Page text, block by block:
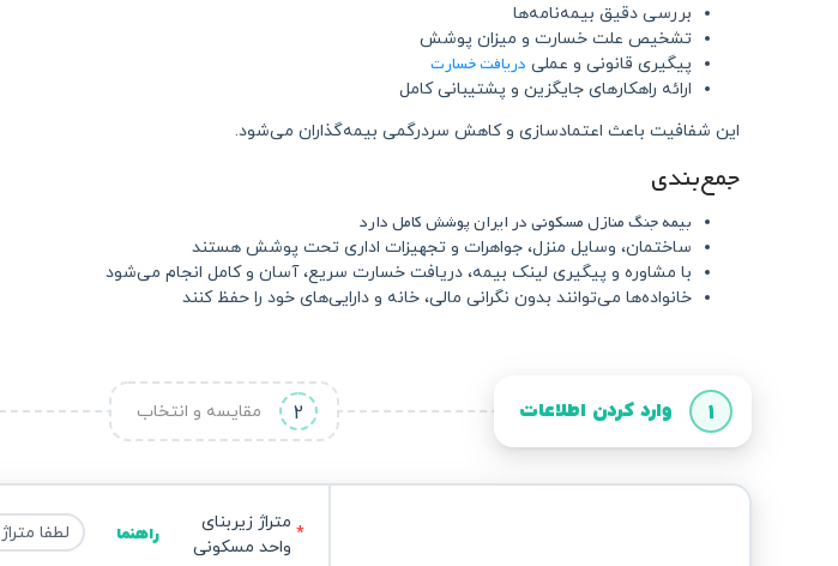
بررسی دقیق بیمه‌نامه‌ها
تشخیص علت خسارت و میزان پوشش
پیگیری قانونی و عملی دریافت خسارت
ارائه راهکارهای جایگزین و پشتیبانی کامل
این شفافیت باعث اعتمادسازی و کاهش سردرگمی بیمه‌گذاران می‌شود.
جمع‌بندی
بیمه جنگ منازل مسکونی در ایران پوشش کامل دارد
ساختمان، وسایل منزل، جواهرات و تجهیزات اداری تحت پوشش هستند
با مشاوره و پیگیری لینک بیمه، دریافت خسارت سریع، آسان و کامل انجام می‌شود
خانواده‌ها می‌توانند بدون نگرانی مالی، خانه و دارایی‌های خود را حفظ کنند
1 وارد کردن اطلاعات 2 مقایسه و انتخاب
متراژ زیربنای
واحد مسکونی
راهنما